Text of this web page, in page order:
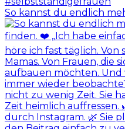
So kannst du endlich